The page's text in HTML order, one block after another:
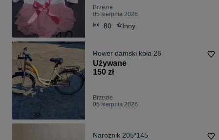
Brzezie
05 sierpnia 2026
80 Inny
Rower damski koła 26
Używane
150 zł
Brzezie
05 sierpnia 2026
Narożnik 205*145